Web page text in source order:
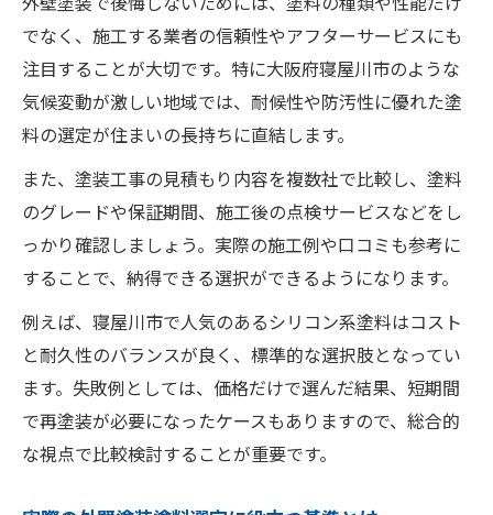
でなく、施工する業者の信頼性やアフターサービスにも
注目することが大切です。特に大阪府寝屋川市のような
気候変動が激しい地域では、耐候性や防汚性に優れた塗
料の選定が住まいの長持ちに直結します。
また、塗装工事の見積もり内容を複数社で比較し、塗料
のグレードや保証期間、施工後の点検サービスなどをし
っかり確認しましょう。実際の施工例や口コミも参考に
することで、納得できる選択ができるようになります。
例えば、寝屋川市で人気のあるシリコン系塗料はコスト
と耐久性のバランスが良く、標準的な選択肢となってい
ます。失敗例としては、価格だけで選んだ結果、短期間
で再塗装が必要になったケースもありますので、総合的
な視点で比較検討することが重要です。